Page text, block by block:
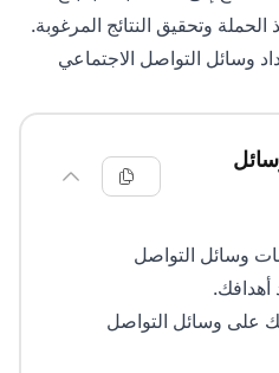
وتحقيق النتائج المرغوبة.
وسائل التواصل الاجتماعي
الاجتماعي
وسائل التواصل
أهدافك.
على وسائل التواصل